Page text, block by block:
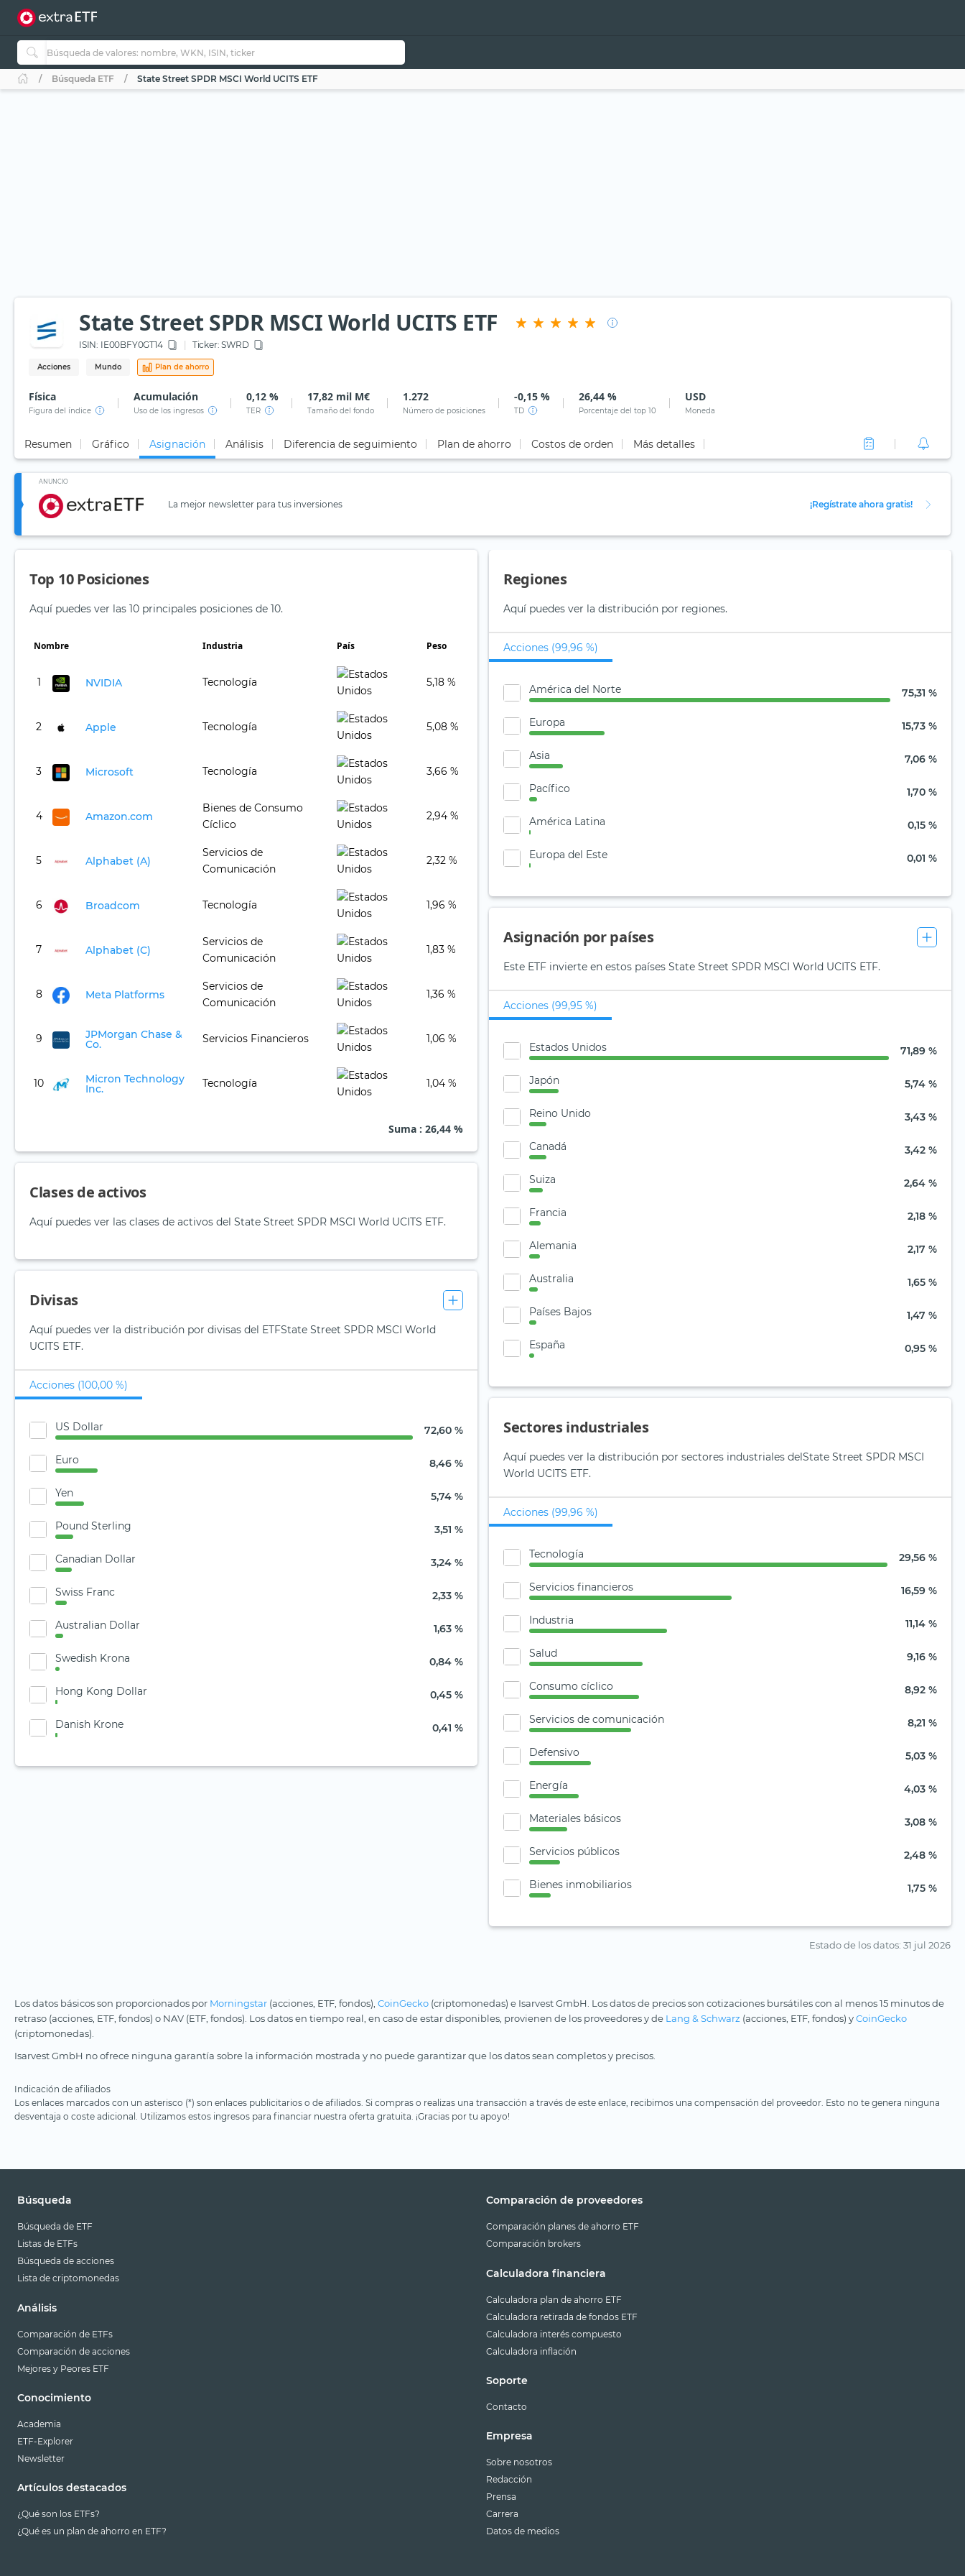
Búsqueda ETF State Street SPDR MSCI World UCITS ETF
State Street SPDR MSCI World UCITS ETF
ISIN: IE00BFY0GT14 Ticker: SWRD
Acciones Mundo Plan de ahorro
Física
Figura del índice
Acumulación
Uso de los ingresos
0,12 %
TER
17,82 mil M€
Tamaño del fondo
1.272
Número de posiciones
-0,15 %
TD
26,44 %
Porcentaje del top 10
USD
Moneda
Resumen Gráfico Asignación Análisis Diferencia de seguimiento Plan de ahorro Costos de orden Más detalles
ANUNCIO
La mejor newsletter para tus inversiones ¡Regístrate ahora gratis!
Top 10 Posiciones
Aquí puedes ver las 10 principales posiciones de 10.
Nombre Industria País Peso
1 NVIDIA Tecnología 5,18 %
2 Apple Tecnología 5,08 %
3 Microsoft Tecnología 3,66 %
4 Amazon.com
Bienes de Consumo
Cíclico
2,94 %
5 Alphabet (A)
Servicios de
Comunicación
2,32 %
6 Broadcom Tecnología 1,96 %
7 Alphabet (C)
Servicios de
Comunicación
1,83 %
8 Meta Platforms
Servicios de
Comunicación
1,36 %
9 JPMorgan Chase &
Co. Servicios Financieros 1,06 %
10 Micron Technology
Inc. Tecnología 1,04 %
Suma : 26,44 %
Clases de activos
Aquí puedes ver las clases de activos del State Street SPDR MSCI World UCITS ETF.
Divisas
Aquí puedes ver la distribución por divisas del ETFState Street SPDR MSCI World
UCITS ETF.
Acciones (100,00 %)
US Dollar 72,60 %
Euro 8,46 %
Yen 5,74 %
Pound Sterling 3,51 %
Canadian Dollar 3,24 %
Swiss Franc 2,33 %
Australian Dollar 1,63 %
Swedish Krona 0,84 %
Hong Kong Dollar 0,45 %
Danish Krone 0,41 %
Regiones
Aquí puedes ver la distribución por regiones.
Acciones (99,96 %)
América del Norte 75,31 %
Europa 15,73 %
Asia 7,06 %
Pacífico 1,70 %
América Latina 0,15 %
Europa del Este 0,01 %
Asignación por países
Este ETF invierte en estos países State Street SPDR MSCI World UCITS ETF.
Acciones (99,95 %)
Estados Unidos 71,89 %
Japón 5,74 %
Reino Unido 3,43 %
Canadá 3,42 %
Suiza 2,64 %
Francia 2,18 %
Alemania 2,17 %
Australia 1,65 %
Países Bajos 1,47 %
España 0,95 %
Sectores industriales
Aquí puedes ver la distribución por sectores industriales delState Street SPDR MSCI
World UCITS ETF.
Acciones (99,96 %)
Tecnología 29,56 %
Servicios financieros 16,59 %
Industria 11,14 %
Salud 9,16 %
Consumo cíclico 8,92 %
Servicios de comunicación 8,21 %
Defensivo 5,03 %
Energía 4,03 %
Materiales básicos 3,08 %
Servicios públicos 2,48 %
Bienes inmobiliarios 1,75 %
Estado de los datos: 31 jul 2026
Los datos básicos son proporcionados por Morningstar (acciones, ETF, fondos), CoinGecko (criptomonedas) e Isarvest GmbH. Los datos de precios son cotizaciones bursátiles con al menos 15 minutos de
retraso (acciones, ETF, fondos) o NAV (ETF, fondos). Los datos en tiempo real, en caso de estar disponibles, provienen de los proveedores y de Lang & Schwarz (acciones, ETF, fondos) yCoinGecko
(criptomonedas).
Isarvest GmbH no ofrece ninguna garantía sobre la información mostrada y no puede garantizar que los datos sean completos y precisos.
Indicación de afiliados
Los enlaces marcados con un asterisco (*) son enlaces publicitarios o de afiliados. Si compras o realizas una transacción a través de este enlace, recibimos una compensación del proveedor. Esto no te genera ninguna
desventaja o coste adicional. Utilizamos estos ingresos para financiar nuestra oferta gratuita. ¡Gracias por tu apoyo!
Búsqueda
Búsqueda de ETF
Listas de ETFs
Búsqueda de acciones
Lista de criptomonedas
Análisis
Comparación de ETFs
Comparación de acciones
Mejores y Peores ETF
Conocimiento
Academia
ETF-Explorer
Newsletter
Artículos destacados
¿Qué son los ETFs?
¿Qué es un plan de ahorro en ETF?
Comparación de proveedores
Comparación planes de ahorro ETF
Comparación brokers
Calculadora financiera
Calculadora plan de ahorro ETF
Calculadora retirada de fondos ETF
Calculadora interés compuesto
Calculadora inflación
Soporte
Contacto
Empresa
Sobre nosotros
Redacción
Prensa
Carrera
Datos de medios